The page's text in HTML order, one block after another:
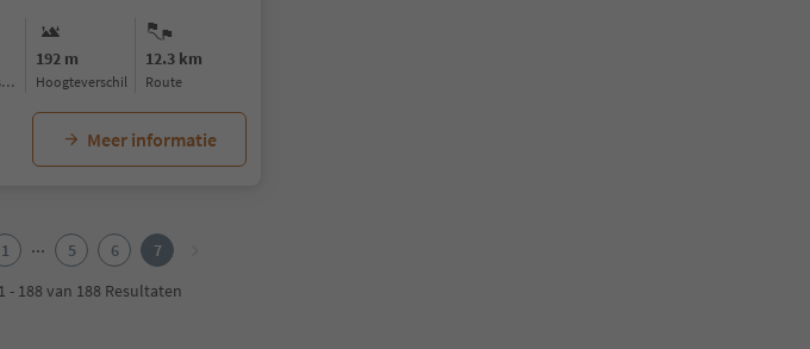
192 m
Hoogteverschil
12.3 km
Route
Meer informatie
1 ... 5 6
7
- 188 van 188 Resultaten